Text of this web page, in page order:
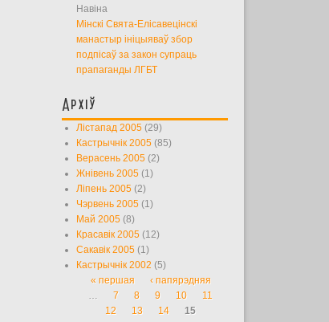
Навіна
Мінскі Свята-Елісавецінскі
манастыр ініцыяваў збор
подпісаў за закон супраць
прапаганды ЛГБТ
Архіў
Лістапад 2005 (29)
Кастрычнік 2005 (85)
Верасень 2005 (2)
Жнівень 2005 (1)
Ліпень 2005 (2)
Чэрвень 2005 (1)
Май 2005 (8)
Красавік 2005 (12)
Сакавік 2005 (1)
Кастрычнік 2002 (5)
Старонкі
« першая
‹ папярэдняя
…
7 8 9 10
11
12
13 14 15